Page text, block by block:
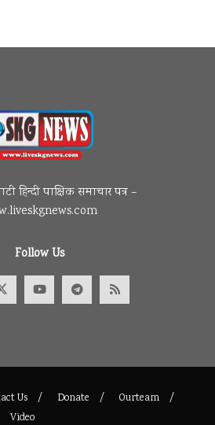
हिन्दी पाक्षिक समाचार पत्र –
Follow Us
Us Donate
Ourteam
Video